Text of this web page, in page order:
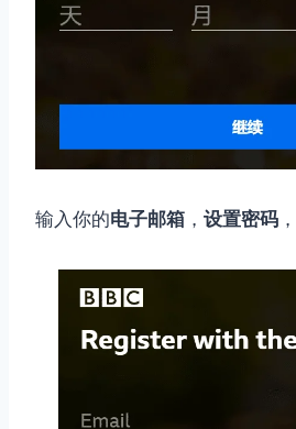
输入你的电子邮箱 ， 设置密码 ，